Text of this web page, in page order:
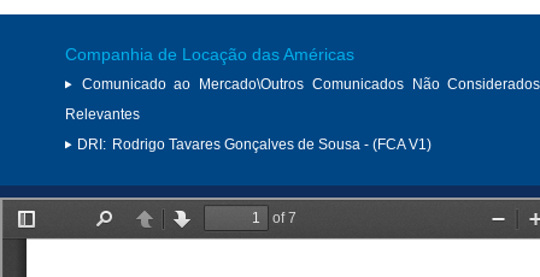
Companhia de Locação das Américas
Comunicado ao Mercado\Outros Comunicados Não
Relevantes
DRI: Rodrigo Tavares Gonçalves de Sousa - (FCA V1)